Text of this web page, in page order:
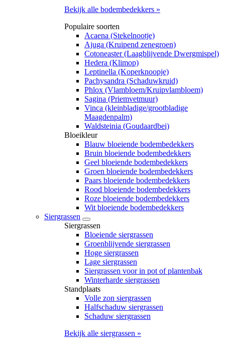
Bekijk alle bodembedekkers »
Populaire soorten
Acaena (Stekelnootje)
Ajuga (Kruipend zenegroen)
Cotoneaster (Laagblijvende Dwergmispel)
Hedera (Klimop)
Leptinella (Koperknoopje)
Pachysandra (Schaduwkruid)
Phlox (Vlambloem/Kruipvlambloem)
Sagina (Priemvetmuur)
Vinca (kleinbladige/grootbladige
Maagdenpalm)
Waldsteinia (Goudaardbei)
Bloeikleur
Blauw bloeiende bodembedekkers
Bruin bloeiende bodembedekkers
Geel bloeiende bodembedekkers
Groen bloeiende bodembedekkers
Paars bloeiende bodembedekkers
Rood bloeiende bodembedekkers
Roze bloeiende bodembedekkers
Wit bloeiende bodembedekkers
Siergrassen
Siergrassen
Bloeiende siergrassen
Groenblijvende siergrassen
Hoge siergrassen
Lage siergrassen
Siergrassen voor in pot of plantenbak
Winterharde siergrassen
Standplaats
Volle zon siergrassen
Halfschaduw siergrassen
Schaduw siergrassen
Bekijk alle siergrassen »